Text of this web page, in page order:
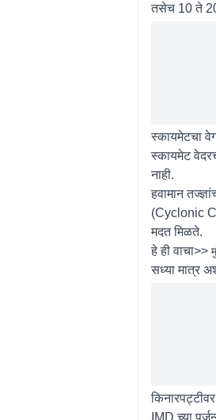
तसेच 10 ते 20
स्कायमेटचा
स्कायमेट
नाही.
हवामान
(Cyclonic
मदत मिळते.
हे ही वाचा>>
सध्या मात्र
IMD च्या